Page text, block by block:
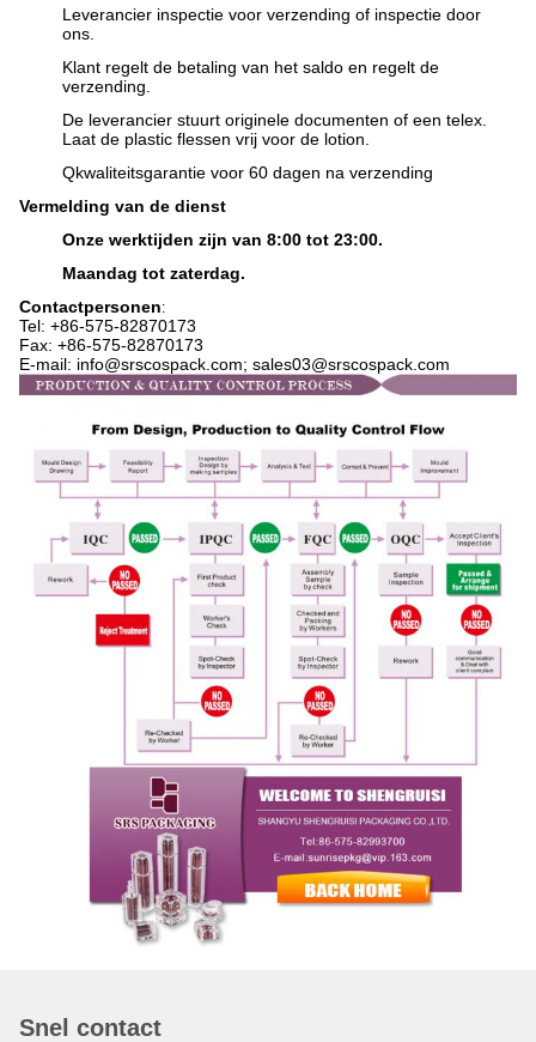
Leverancier inspectie voor verzending of inspectie door
ons.
Klant regelt de betaling van het saldo en regelt de
verzending.
De leverancier stuurt originele documenten of een telex.
Laat de plastic flessen vrij voor de lotion.
Qkwaliteitsgarantie voor 60 dagen na verzending
Vermelding van de dienst
Onze werktijden zijn van 8:00 tot 23:00.
Maandag tot zaterdag.
Contactpersonen:
Tel: +86-575-82870173
Fax: +86-575-82870173
E-mail: info@srscospack.com; sales03@srscospack.com
Snel contact